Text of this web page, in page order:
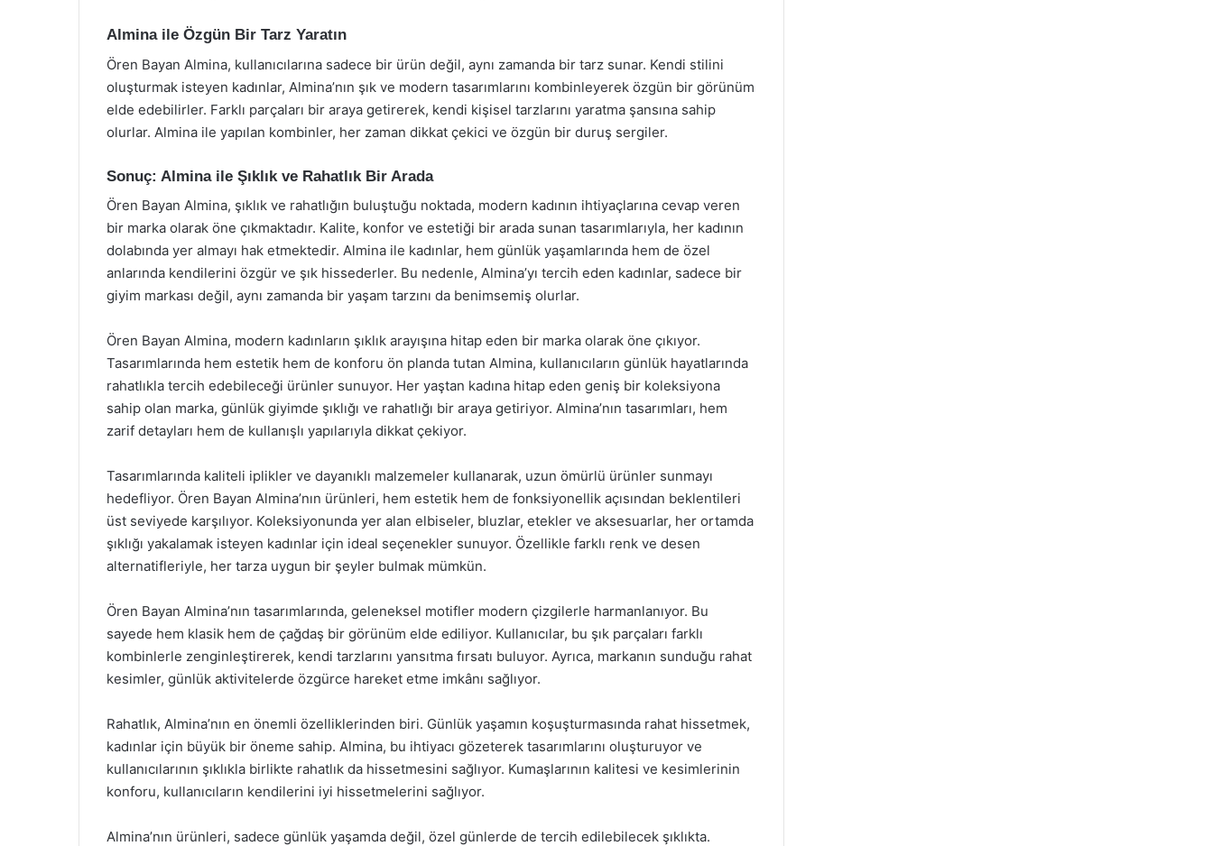
Almina ile Özgün Bir Tarz Yaratın
Ören Bayan Almina, kullanıcılarına sadece bir ürün değil, aynı zamanda bir tarz sunar. Kendi stilini
oluşturmak isteyen kadınlar, Almina’nın şık ve modern tasarımlarını kombinleyerek özgün bir görünüm
elde edebilirler. Farklı parçaları bir araya getirerek, kendi kişisel tarzlarını yaratma şansına sahip
olurlar. Almina ile yapılan kombinler, her zaman dikkat çekici ve özgün bir duruş sergiler.
Sonuç: Almina ile Şıklık ve Rahatlık Bir Arada
Ören Bayan Almina, şıklık ve rahatlığın buluştuğu noktada, modern kadının ihtiyaçlarına cevap veren
bir marka olarak öne çıkmaktadır. Kalite, konfor ve estetiği bir arada sunan tasarımlarıyla, her kadının
dolabında yer almayı hak etmektedir. Almina ile kadınlar, hem günlük yaşamlarında hem de özel
anlarında kendilerini özgür ve şık hissederler. Bu nedenle, Almina’yı tercih eden kadınlar, sadece bir
giyim markası değil, aynı zamanda bir yaşam tarzını da benimsemiş olurlar.
Ören Bayan Almina, modern kadınların şıklık arayışına hitap eden bir marka olarak öne çıkıyor.
Tasarımlarında hem estetik hem de konforu ön planda tutan Almina, kullanıcıların günlük hayatlarında
rahatlıkla tercih edebileceği ürünler sunuyor. Her yaştan kadına hitap eden geniş bir koleksiyona
sahip olan marka, günlük giyimde şıklığı ve rahatlığı bir araya getiriyor. Almina’nın tasarımları, hem
zarif detayları hem de kullanışlı yapılarıyla dikkat çekiyor.
Tasarımlarında kaliteli iplikler ve dayanıklı malzemeler kullanarak, uzun ömürlü ürünler sunmayı
hedefliyor. Ören Bayan Almina’nın ürünleri, hem estetik hem de fonksiyonellik açısından beklentileri
üst seviyede karşılıyor. Koleksiyonunda yer alan elbiseler, bluzlar, etekler ve aksesuarlar, her ortamda
şıklığı yakalamak isteyen kadınlar için ideal seçenekler sunuyor. Özellikle farklı renk ve desen
alternatifleriyle, her tarza uygun bir şeyler bulmak mümkün.
Ören Bayan Almina’nın tasarımlarında, geleneksel motifler modern çizgilerle harmanlanıyor. Bu
sayede hem klasik hem de çağdaş bir görünüm elde ediliyor. Kullanıcılar, bu şık parçaları farklı
kombinlerle zenginleştirerek, kendi tarzlarını yansıtma fırsatı buluyor. Ayrıca, markanın sunduğu rahat
kesimler, günlük aktivitelerde özgürce hareket etme imkânı sağlıyor.
Rahatlık, Almina’nın en önemli özelliklerinden biri. Günlük yaşamın koşuşturmasında rahat hissetmek,
kadınlar için büyük bir öneme sahip. Almina, bu ihtiyacı gözeterek tasarımlarını oluşturuyor ve
kullanıcılarının şıklıkla birlikte rahatlık da hissetmesini sağlıyor. Kumaşlarının kalitesi ve kesimlerinin
konforu, kullanıcıların kendilerini iyi hissetmelerini sağlıyor.
Almina’nın ürünleri, sadece günlük yaşamda değil, özel günlerde de tercih edilebilecek şıklıkta.